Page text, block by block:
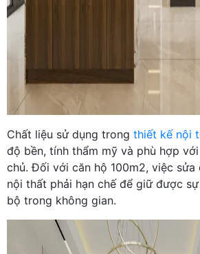
Chất liệu sử dụng trong thiết kế nội
độ bền, tính thẩm mỹ và phù hợp
chủ. Đối với căn hộ 100m2, việc sửa
nội thất phải hạn chế để giữ được
bộ trong không gian.